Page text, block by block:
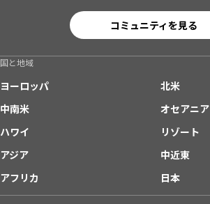
コミュニティを見る
国と地域
ヨーロッパ
北米
中南米
オセアニア
ハワイ
リゾート
アジア
中近東
アフリカ
日本